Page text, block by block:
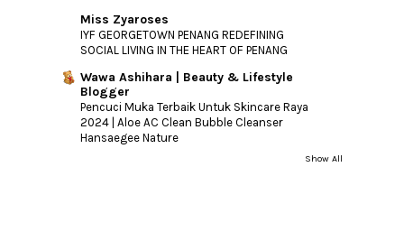
Miss Zyaroses
IYF GEORGETOWN PENANG REDEFINING
SOCIAL LIVING IN THE HEART OF PENANG
Wawa Ashihara | Beauty & Lifestyle
Blogger
Pencuci Muka Terbaik Untuk Skincare Raya
2024 | Aloe AC Clean Bubble Cleanser
Hansaegee Nature
Show All